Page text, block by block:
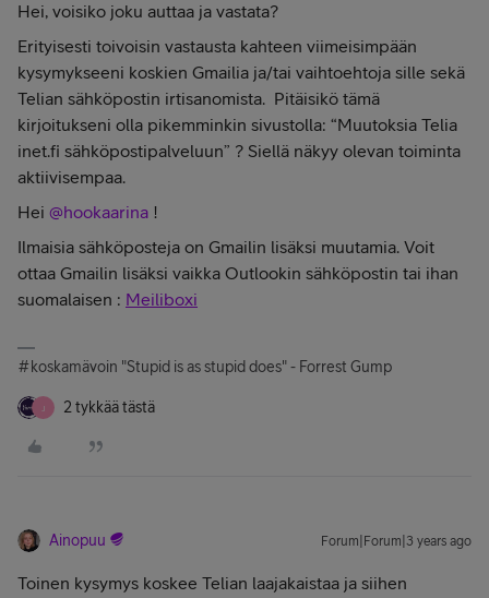
Hei, voisiko joku auttaa ja vastata?
Erityisesti toivoisin vastausta kahteen viimeisimpään
kysymykseeni koskien Gmailia ja/tai vaihtoehtoja sille sekä
Telian sähköpostin irtisanomista. Pitäisikö tämä
kirjoitukseni olla pikemminkin sivustolla: “Muutoksia Telia
inet.fi sähköpostipalveluun” ? Siellä näkyy olevan toiminta
aktiivisempaa.
Hei @hookaarina !
Ilmaisia sähköposteja on Gmailin lisäksi muutamia. Voit
ottaa Gmailin lisäksi vaikka Outlookin sähköpostin tai ihan
suomalaisen : Meiliboxi
#koskamävoin "Stupid is as stupid does" - Forrest Gump
J 2 tykkää tästä
Ainopuu Forum|Forum|3 years ago
Toinen kysymys koskee Telian laajakaistaa ja siihen